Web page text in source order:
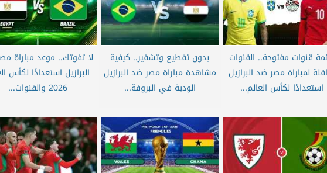
قنوات مفتوحة.. القنوات
لمباراة مصر ضد البرازيل
استعدادًا لكأس العالم...
بدون تقطيع وتشفير.. كيفية
مشاهدة مباراة مصر ضد البرازيل
الودية في البروفة...
لا تفوتك.. موعد مباراة
البرازيل استعدادًا لكأس
2026 والقنوات...